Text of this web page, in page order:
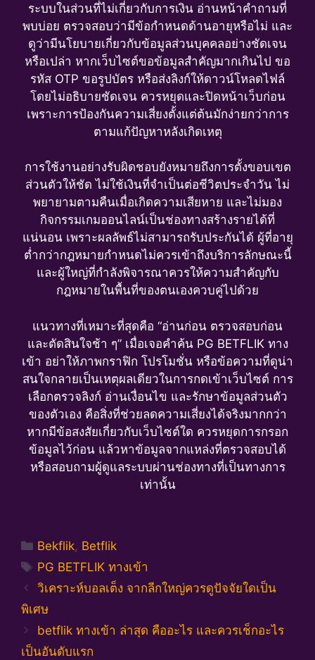
ระบบในส่วนที่ไม่เกี่ยวกับการเงิน อ่านหน้าคำถามที่
พบบ่อย ตรวจสอบว่ามีข้อกำหนดด้านอายุหรือไม่ และ
ดูว่ามีนโยบายเกี่ยวกับข้อมูลส่วนบุคคลอย่างชัดเจน
หรือเปล่า หากเว็บไซต์ขอข้อมูลสำคัญมากเกินไป ขอ
รหัส OTP ขอรูปบัตร หรือส่งลิงก์ให้ดาวน์โหลดไฟล์
โดยไม่อธิบายชัดเจน ควรหยุดและปิดหน้าเว็บก่อน
เพราะการป้องกันความเสี่ยงตั้งแต่ต้นมักง่ายกว่าการ
ตามแก้ปัญหาหลังเกิดเหตุ
การใช้งานอย่างรับผิดชอบยังหมายถึงการตั้งขอบเขต
ส่วนตัวให้ชัด ไม่ใช้เงินที่จำเป็นต่อชีวิตประจำวัน ไม่
พยายามตามคืนเมื่อเกิดความเสียหาย และไม่มอง
กิจกรรมเกมออนไลน์เป็นช่องทางสร้างรายได้ที่
แน่นอน เพราะผลลัพธ์ไม่สามารถรับประกันได้ ผู้ที่อายุ
ต่ำกว่ากฎหมายกำหนดไม่ควรเข้าถึงบริการลักษณะนี้
และผู้ใหญ่ที่กำลังพิจารณาควรให้ความสำคัญกับ
กฎหมายในพื้นที่ของตนเองควบคู่ไปด้วย
แนวทางที่เหมาะที่สุดคือ “อ่านก่อน ตรวจสอบก่อน
และตัดสินใจช้า ๆ” เมื่อเจอคำค้น PG BETFLIK ทาง
เข้า อย่าให้ภาพกราฟิก โปรโมชั่น หรือข้อความที่ดูน่า
สนใจกลายเป็นเหตุผลเดียวในการกดเข้าเว็บไซต์ การ
เลือกตรวจลิงก์ อ่านเงื่อนไข และรักษาข้อมูลส่วนตัว
ของตัวเอง คือสิ่งที่ช่วยลดความเสี่ยงได้จริงมากกว่า
หากมีข้อสงสัยเกี่ยวกับเว็บไซต์ใด ควรหยุดการกรอก
ข้อมูลไว้ก่อน แล้วหาข้อมูลจากแหล่งที่ตรวจสอบได้
หรือสอบถามผู้ดูแลระบบผ่านช่องทางที่เป็นทางการ
เท่านั้น
Categories
Bekflik, Betflik
Tags
PG BETFLIK ทางเข้า
วิเคราะห์บอลเต็ง จากลีกใหญ่ควรดูปัจจัยใดเป็น
พิเศษ
betflik ทางเข้า ล่าสุด คืออะไร และควรเช็กอะไร
เป็นอันดับแรก